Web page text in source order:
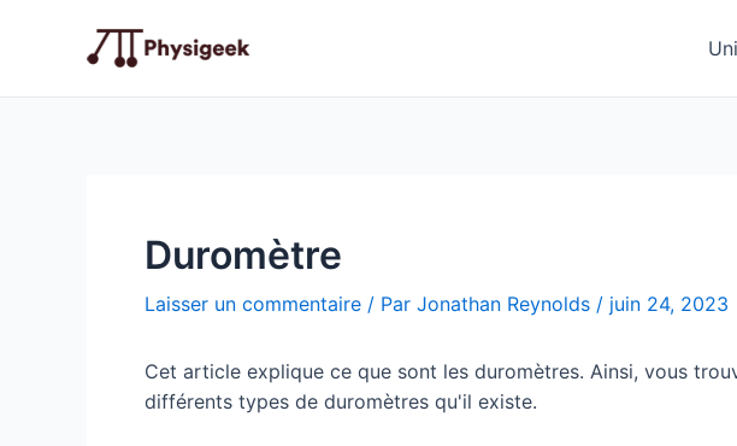
Duromètre
Laisser un commentaire / Par Jonathan Reynolds / juin 24, 2023
Cet article explique ce que sont les duromètres. Ainsi, vous
différents types de duromètres qu'il existe.